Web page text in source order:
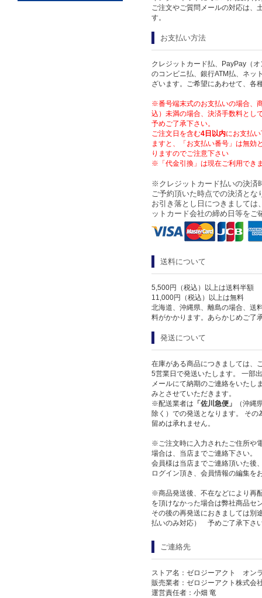
ご注文やご質問メールの対応は、
す。
お支払い方法
クレジットカード払、PayPay（
のコンビニ払、銀行ATM払、ネッ
ざいます。ご希望にあわせて、各
※番号端末式のお支払いの場合、
込）未満の場合、決済手数料とし
予めご了承下さい。
ご注文日を含む4日以内にお支払
ますと、「お支払い番号」は無効
りますのでご注意下さい
※「代金引換」は現在ご利用でき
※クレジットカード払いの決済
ご予約頂いた時点での決済とな
お引き落とし日につきましては
ットカード会社の締め日等をご
送料について
5,500円（税込）以上は送料半額
11,000円（税込）以上は無料
北海道、沖縄県、離島の場合、送
料がかかります。あらかじめご了
発送について
在庫がある商品につきましては、
5営業日で発送いたします。 一部
メールにて納期のご連絡をいたし
みとさせていただきます。
※配送業者は 「佐川急便」
（沖縄
除く）での発送となります。 そ
留めは承れません。
※ご注文時に入力されたご住所や
場合は、当店までご連絡下さい。
会員様は当店までご連絡頂いた後
ログイン頂き、会員情報の編集を
※商品発送後、不在などにより再
を頂けなかった場合は弊社商品セ
その後の再発送におきましては別
払いのみ対応） 予めご了承下さ
ご連絡先
ストア名：ゼロジーアクト オン
販売業者：ゼロジーアクト株式会
運営責任者：小畑 竜